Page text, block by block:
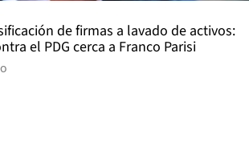
de firmas a lavado de activos:
el PDG cerca a Franco Parisi